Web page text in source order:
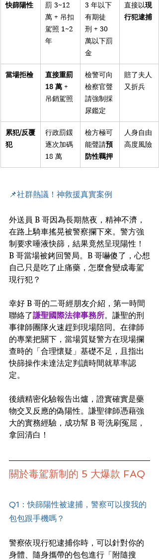
快篩陽性
罰 3~12
萬 + 吊扣
駕照 1~2
年
3 年以下
有期徒
刑 + 30
萬以下罰
金
直接以現
行犯逮捕
當場拒檢
直接重罰
18 萬 +
吊銷駕照
檢警可向
檢察官聲
請強制採
尿鑑定
賠了夫人
又折兵
累犯/反覆
犯
行政罰鍰
逐次加碼
18 萬
檢方極可
能聲請預
防性羈押
人身自由
高度風險
📌社群熱議！神救援真實案例
外送員 B 哥因為長期熬夜，精神不濟，
在路上騎車搖晃被警察攔下來。警方強
制要求唾液快篩，結果竟然呈現陽性！
B 哥當場被銬回警局。B 哥嚇傻了，心想
自己只是吃了止痛藥，怎麼會變成毒駕
現行犯？
幸好 B 哥的二哥經朋友介紹，第一時間
聯絡了謙聖國際法律事務所。謙聖的刑
事律師團隊火速趕到現場陪同。在律師
的專業把關下，當場質疑警方在現場攔
查時的「合理懷疑」基礎不足，且指出
快篩操作未達法定判讀時間就草率認
定。
後續精密化驗報告出爐，證實確實是藥
物交叉反應的偽陽性。謙聖律師憑藉強
大的實務經驗，成功幫 B 哥洗刷冤屈，
拿回清白！
關於毒駕新制的 5 大爆款 FAQ
Q1：快篩陽性被逮捕，警察可以搜我的
包包跟手機嗎？
警察依現行犯逮捕你時，可以針對你的
身體、隨身攜帶的包包進行「附隨搜